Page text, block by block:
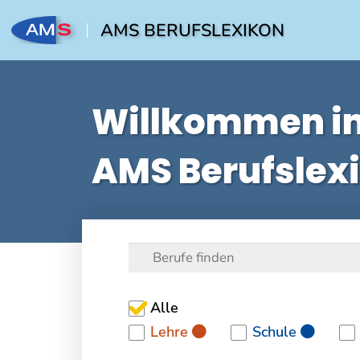
AMS BERUFSLEXIKON
Willkommen
AMS
Alle
Lehre
Schule